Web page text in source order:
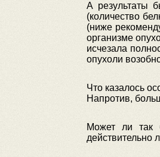
А результаты
(количество
(ниже
организме
исчезала
опухоли
Что казалось
Напротив,
Может ли так
действительно